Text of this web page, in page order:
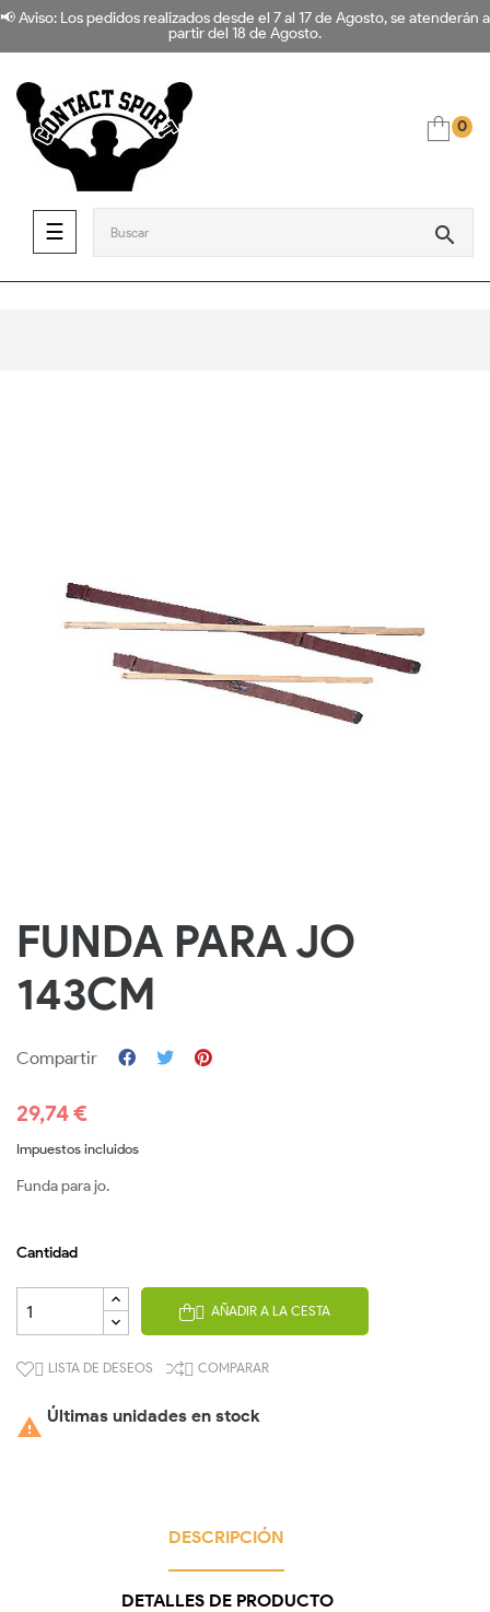
📢 Aviso: Los pedidos realizados desde el 7 al 17 de Agosto, se atenderán a
partir del 18 de Agosto.
search
0
Navegación de palanca
☰
FUNDA PARA JO
143CM
Compartir
29,74 €
Impuestos incluidos
Funda para jo.
Cantidad
 AÑADIR A LA CESTA
 LISTA DE DESEOS  COMPARAR
 Últimas unidades en stock
DESCRIPCIÓN
DETALLES DE PRODUCTO